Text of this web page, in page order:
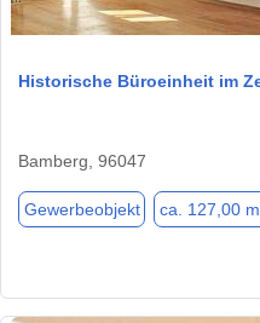
Historische Büroeinheit im
Bamberg, 96047
Gewerbeobjekt ca. 127,00